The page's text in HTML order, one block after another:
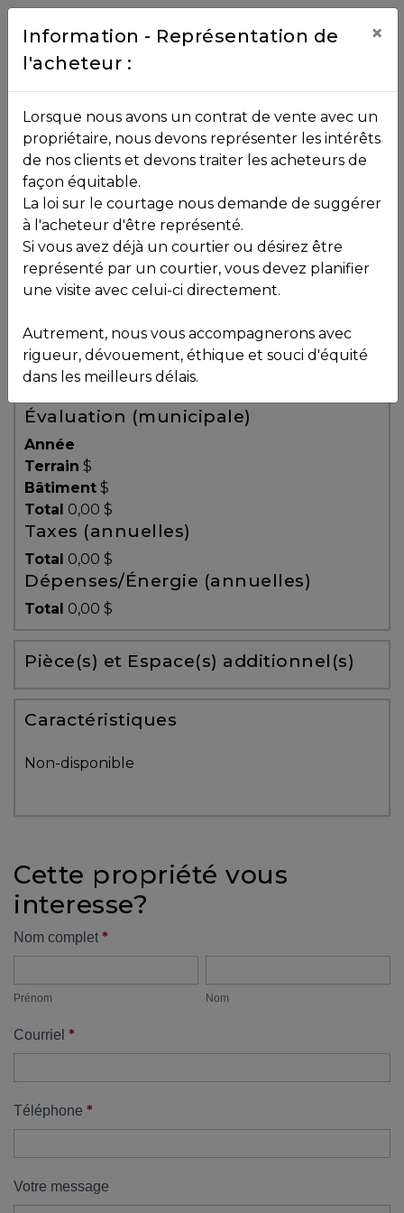
Contact
NOS
PROPRIÉTÉS
VOS
COURTIERS
Équipe
Partenaires
Témoignages
Blogue
ACHAT
Alerte
immobilière
Avec
un
courtier
vous
protégé!
outils
pour
financement
propriétaire
UNE
DÉCISION
!
de
démarrage
:
Toutes les propriétés
Vendu
, , ,
J8B 1C5
Voir plus de photos
Évaluation (municipale)
Année
Terrain $
Bâtiment $
Total 0,00 $
Taxes (annuelles)
Total 0,00 $
Dépenses/Énergie (annuelles)
Total 0,00 $
Pièce(s) et Espace(s) additionnel(s)
Caractéristiques
Non-disponible
Cette propriété vous
interesse?
Formulaire
Nom complet *
Prénom Nom
Courriel *
Téléphone *
Votre message
Information - Représentation de
l'acheteur :
×
Lorsque nous avons un contrat de vente avec un
propriétaire, nous devons représenter les intérêts
de nos clients et devons traiter les acheteurs de
façon équitable.
La loi sur le courtage nous demande de suggérer
à l'acheteur d'être représenté.
Si vous avez déjà un courtier ou désirez être
représenté par un courtier, vous devez planifier
une visite avec celui-ci directement.
Autrement, nous vous accompagnerons avec
rigueur, dévouement, éthique et souci d'équité
dans les meilleurs délais.